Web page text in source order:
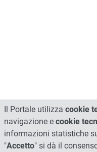
Il Portale utilizza cookie
navigazione e cookie
informazioni statistiche
"Accetto" si dà il